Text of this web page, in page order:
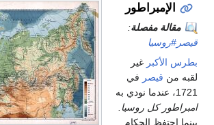
الإمبراطور
مقالة مفصلة:
قيصر#روسيا
بطرس الأكبر غير
لقبه من قيصر في
1721، عندما نودي به
امبراطور كل روسيا.
بينما احتفظ الحكام